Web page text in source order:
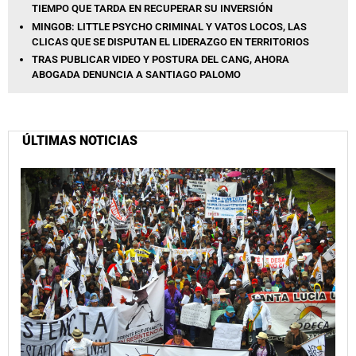
TIEMPO QUE TARDA EN RECUPERAR SU INVERSIÓN
MINGOB: LITTLE PSYCHO CRIMINAL Y VATOS LOCOS, LAS
CLICAS QUE SE DISPUTAN EL LIDERAZGO EN TERRITORIOS
TRAS PUBLICAR VIDEO Y POSTURA DEL CANG, AHORA
ABOGADA DENUNCIA A SANTIAGO PALOMO
ÚLTIMAS NOTICIAS